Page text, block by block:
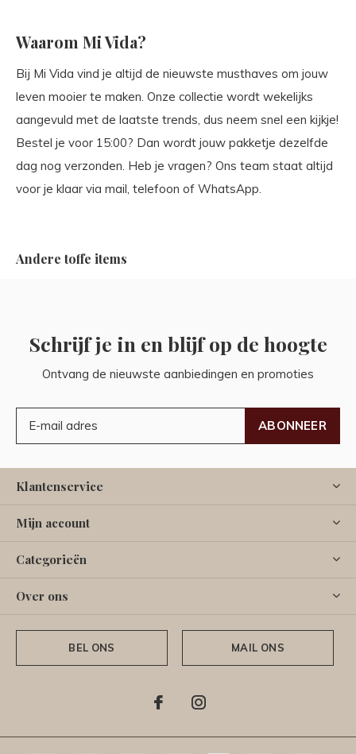
Waarom Mi Vida?
Bij Mi Vida vind je altijd de nieuwste musthaves om jouw
leven mooier te maken. Onze collectie wordt wekelijks
aangevuld met de laatste trends, dus neem snel een kijkje!
Bestel je voor 15:00? Dan wordt jouw pakketje dezelfde
dag nog verzonden. Heb je vragen? Ons team staat altijd
voor je klaar via mail, telefoon of WhatsApp.
Andere toffe items
Schrijf je in en blijf op de hoogte
Ontvang de nieuwste aanbiedingen en promoties
ABONNEER
Klantenservice
Mijn account
Categorieën
Over ons
BEL ONS MAIL ONS